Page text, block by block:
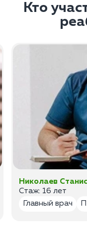
Кто
Николаев
Стаж: 16 лет
Главный врач